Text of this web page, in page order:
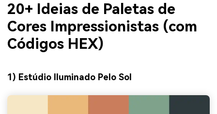
20+ Ideias de Paletas de
Cores Impressionistas (com
Códigos HEX)
1) Estúdio Iluminado Pelo Sol